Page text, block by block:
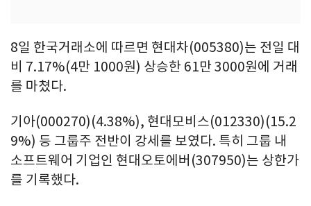
8일 한국거래소에 따르면 현대차(005380)는 전일 대
비 7.17%(4만 1000원) 상승한 61만 3000원에 거래
를 마쳤다.
기아(000270)(4.38%), 현대모비스(012330)(15.2
9%) 등 그룹주 전반이 강세를 보였다. 특히 그룹 내
소프트웨어 기업인 현대오토에버(307950)는 상한가
를 기록했다.